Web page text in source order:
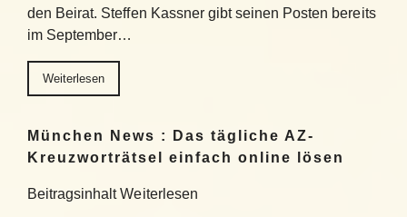
den Beirat. Steffen Kassner gibt seinen Posten bereits
im September…
Weiterlesen
München News : Das tägliche AZ-
Kreuzworträtsel einfach online lösen
Beitragsinhalt Weiterlesen